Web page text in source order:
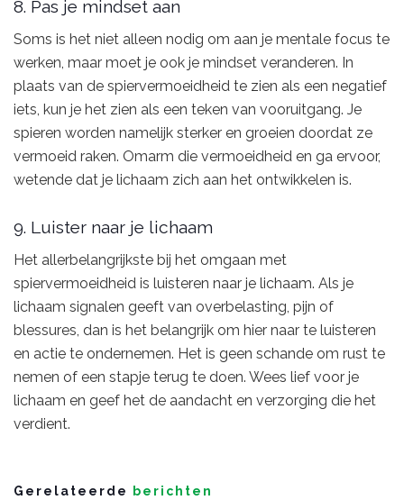
8. Pas je mindset aan
Soms is het niet alleen nodig om aan je mentale focus te
werken, maar moet je ook je mindset veranderen. In
plaats van de spiervermoeidheid te zien als een negatief
iets, kun je het zien als een teken van vooruitgang. Je
spieren worden namelijk sterker en groeien doordat ze
vermoeid raken. Omarm die vermoeidheid en ga ervoor,
wetende dat je lichaam zich aan het ontwikkelen is.
9. Luister naar je lichaam
Het allerbelangrijkste bij het omgaan met
spiervermoeidheid is luisteren naar je lichaam. Als je
lichaam signalen geeft van overbelasting, pijn of
blessures, dan is het belangrijk om hier naar te luisteren
en actie te ondernemen. Het is geen schande om rust te
nemen of een stapje terug te doen. Wees lief voor je
lichaam en geef het de aandacht en verzorging die het
verdient.
Gerelateerde berichten